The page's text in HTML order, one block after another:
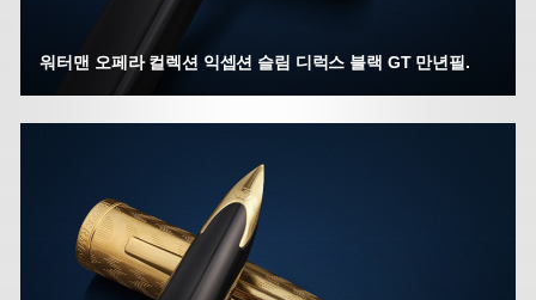
워터맨 오페라 컬렉션 익셉션 슬림 디럭스 블랙 GT 만년필.